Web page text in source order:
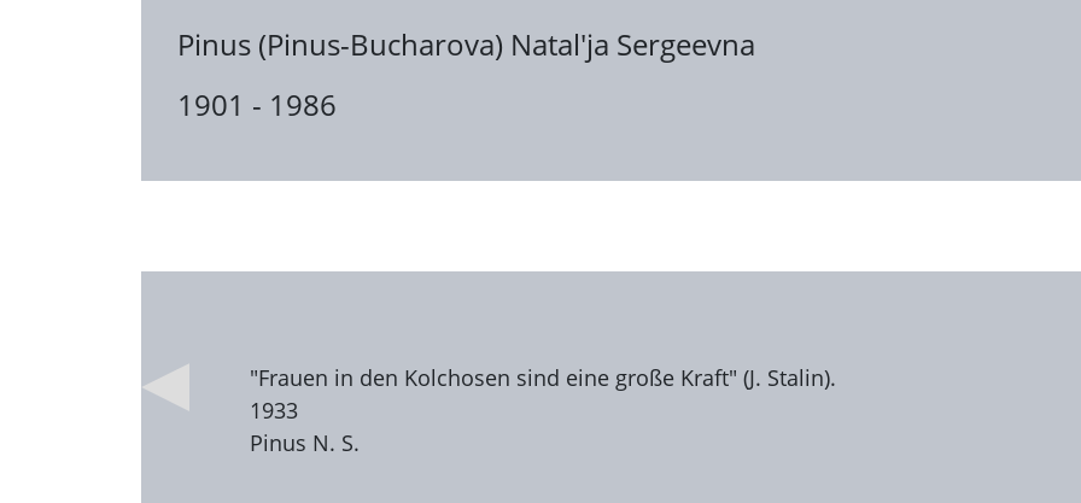
Pinus (Pinus-Bucharova) Natal'ja Sergeevna
1901 - 1986
"Frauen in den Kolchosen sind eine große Kraft" (J. Stalin).
1933
Pinus N. S.